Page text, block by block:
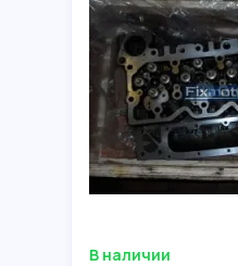
В наличии